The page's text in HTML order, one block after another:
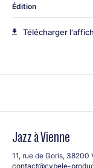
Édition
Télécharger
Jazz à Vienne
11, rue de Goris, 38200
contact@cybele-